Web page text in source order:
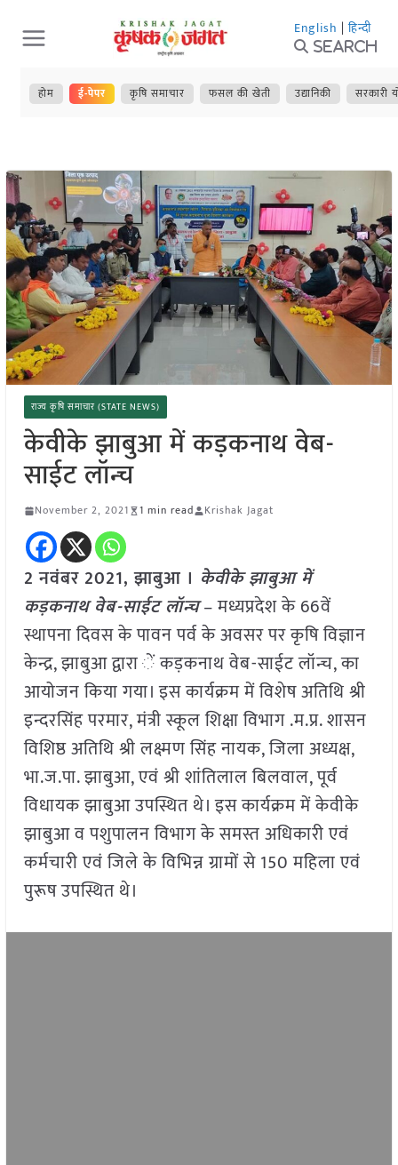
Skip
to
content
English | हिन्दी
Search
होम ई-पेपर कृषि समाचार फसल की खेती उद्यानिकी सरकारी
राज्य कृषि समाचार (STATE NEWS)
केवीके झाबुआ में कड़कनाथ वेब-
साईट लॉन्च
November 2, 2021 1 min read Krishak Jagat
2 नवंबर 2021, झाबुआ । केवीके झाबुआ में
कड़कनाथ वेब-साईट लॉन्च– मध्यप्रदेश के 66वें
स्थापना दिवस के पावन पर्व के अवसर पर कृषि विज्ञान
केन्द्र, झाबुआ द्वारा ें कड़कनाथ वेब-साईट लॉन्च, का
आयोजन किया गया। इस कार्यक्रम में विशेष अतिथि श्री
इन्दरसिंह परमार, मंत्री स्कूल शिक्षा विभाग .म.प्र. शासन
विशिष्ठ अतिथि श्री लक्ष्मण सिंह नायक, जिला अध्यक्ष,
भा.ज.पा. झाबुआ, एवं श्री शांतिलाल बिलवाल, पूर्व
विधायक झाबुआ उपस्थित थे। इस कार्यक्रम में केवीके
झाबुआ व पशुपालन विभाग के समस्त अधिकारी एवं
कर्मचारी एवं जिले के विभिन्न ग्रामों से 150 महिला एवं
पुरूष उपस्थित थे।